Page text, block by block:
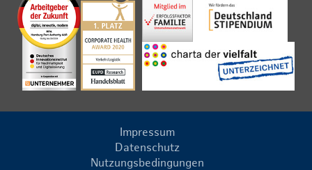
Impressum
Datenschutz
Nutzungsbedingungen